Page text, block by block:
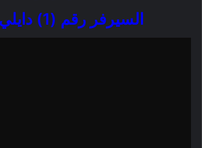
السيرفر رقم (1) دايلي موشن